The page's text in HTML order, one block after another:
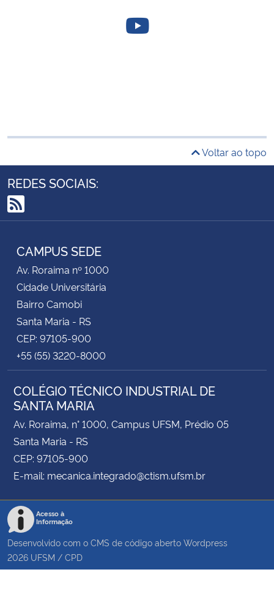
Voltar ao topo
REDES SOCIAIS:
RSS
CAMPUS SEDE
Av. Roraima nº 1000
Cidade Universitária
Bairro Camobi
Santa Maria - RS
CEP: 97105-900
+55 (55) 3220-8000
COLÉGIO TÉCNICO INDUSTRIAL DE
SANTA MARIA
Av. Roraima, n° 1000, Campus UFSM, Prédio 05
Santa Maria - RS
CEP: 97105-900
E-mail: mecanica.integrado@ctism.ufsm.br
Acesso à
Informação
Desenvolvido com o CMS de código aberto Wordpress
2026 UFSM / CPD